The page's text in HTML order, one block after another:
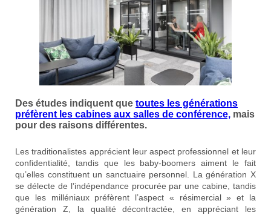
Des études indiquent que toutes les générations
préfèrent les cabines aux salles de conférence, mais
pour des raisons différentes.
Les traditionalistes apprécient leur aspect professionnel et leur
confidentialité, tandis que les baby-boomers aiment le fait
qu’elles constituent un sanctuaire personnel. La génération X
se délecte de l’indépendance procurée par une cabine, tandis
que les milléniaux préfèrent l’aspect « résimercial » et la
génération Z, la qualité décontractée, en appréciant les